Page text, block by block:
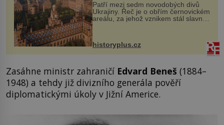
Patří mezi sedm novodobých divů
Ukrajiny. Řeč je o obřím černovickém
areálu, za jehož vznikem stál slavný
český architekt Josef Hlávka. Ten si
na něm dal mimořádně záležet. Jeho
historyplus.cz
Zasáhne ministr zahraničí Edvard Beneš (1884–
1948) a tehdy již divizního generála pověří
diplomatickými úkoly v Jižní Americe.